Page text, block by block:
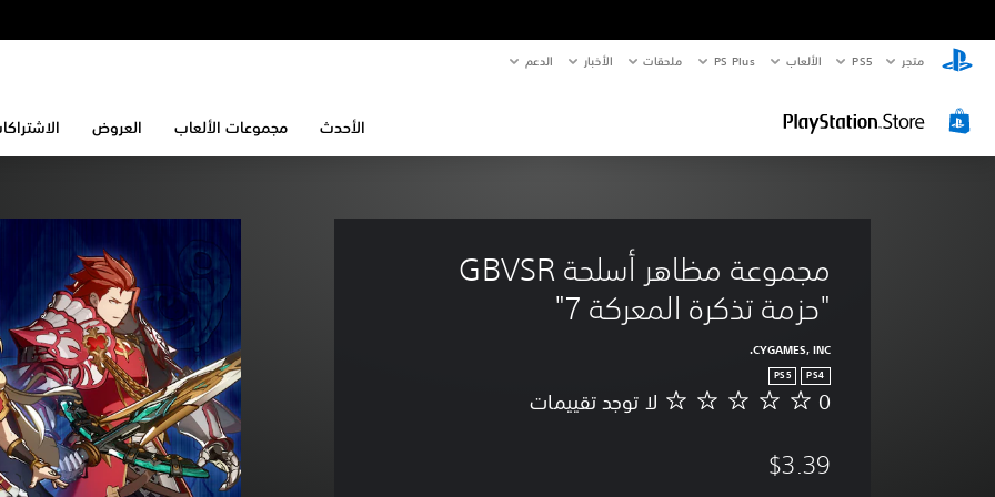
متجر PS5‏ الألعاب PS Plus ملحقات الأخبار الدعم
الأحدث مجموعات الألعاب العروض
"حزمة تذكرة المعركة 7"
CYGAMES, INC.
PS4
PS5
ل
و
0 لا توجد تقييمات
$3.39